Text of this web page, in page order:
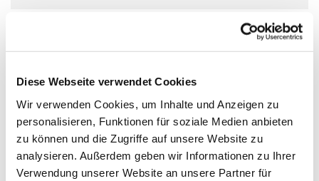
Diese Webseite verwendet Cookies
Wir verwenden Cookies, um Inhalte und Anzeigen zu
personalisieren, Funktionen für soziale Medien anbieten
zu können und die Zugriffe auf unsere Website zu
analysieren. Außerdem geben wir Informationen zu Ihrer
Verwendung unserer Website an unsere Partner für